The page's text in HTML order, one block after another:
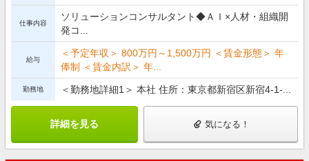
仕事内容
ソリューションコンサルタント◆ＡＩ×人材・組織開
発コ...
給与
＜予定年収＞ 800万円～1,500万円 ＜賃金形態＞ 年
俸制 ＜賃金内訳＞ 年...
勤務地 ＜勤務地詳細1＞ 本社 住所：東京都新宿区新宿4-1-...
詳細を見る 気になる！